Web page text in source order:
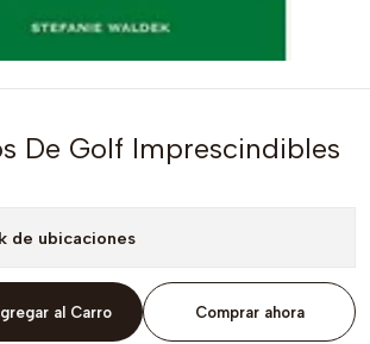
De Golf Imprescindibles
de ubicaciones
al Carro Comprar ahora